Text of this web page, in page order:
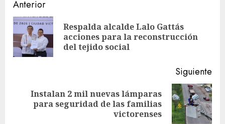
Navegación
de
entradas
Anterior
Respalda alcalde Lalo Gattás
acciones para la reconstrucción
del tejido social
Siguiente
Siguiente
Instalan 2 mil nuevas lámparas
para seguridad de las familias
victorenses